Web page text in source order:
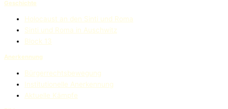
Geschichte
Holocaust an den Sinti und Roma
Sinti und Roma in Auschwitz
Block 13
Anerkennung
Bürgerrechtsbewegung
Institutionelle Anerkennung
Aktuelle Kämpfe